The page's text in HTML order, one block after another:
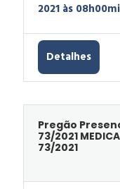
2021 às
Detalhes
Pregão
73/2021
73/2021